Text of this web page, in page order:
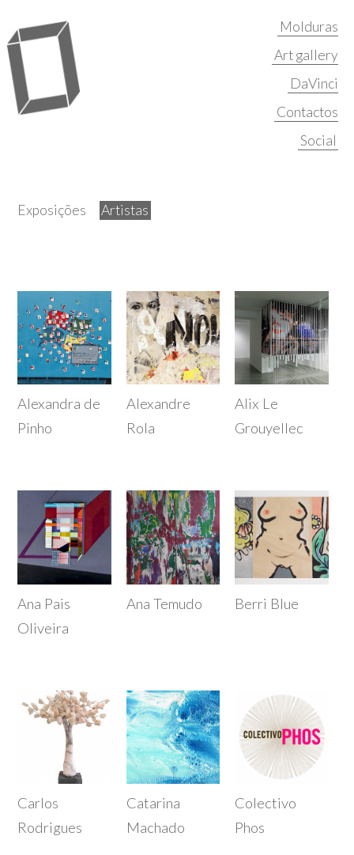
Molduras
Art gallery
DaVinci
Contactos
Exposições Artistas
Alexandra de
Pinho
Alexandre
Rola
Alix Le
Grouyellec
Ana Pais
Oliveira
Ana Temudo Berri Blue
Carlos
Rodrigues
Catarina
Machado
Colectivo
Phos